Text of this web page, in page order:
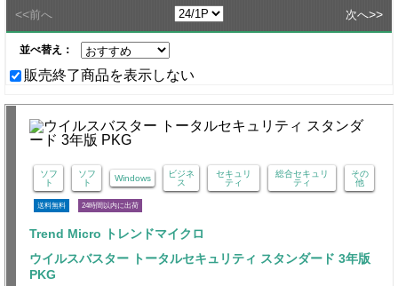
<<前へ 次へ>>
並べ替え：
販売終了商品を表示しない
ソフ
ト
ソフ
ト
Windows
ビジネ
ス
セキュリ
ティ
総合セキュリ
ティ
その
他
送料無料 24時間以内に出荷
Trend Micro トレンドマイクロ
ウイルスバスター トータルセキュリティ スタンダード 3年版
PKG